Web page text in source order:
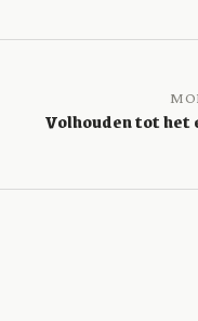
Volhouden tot het